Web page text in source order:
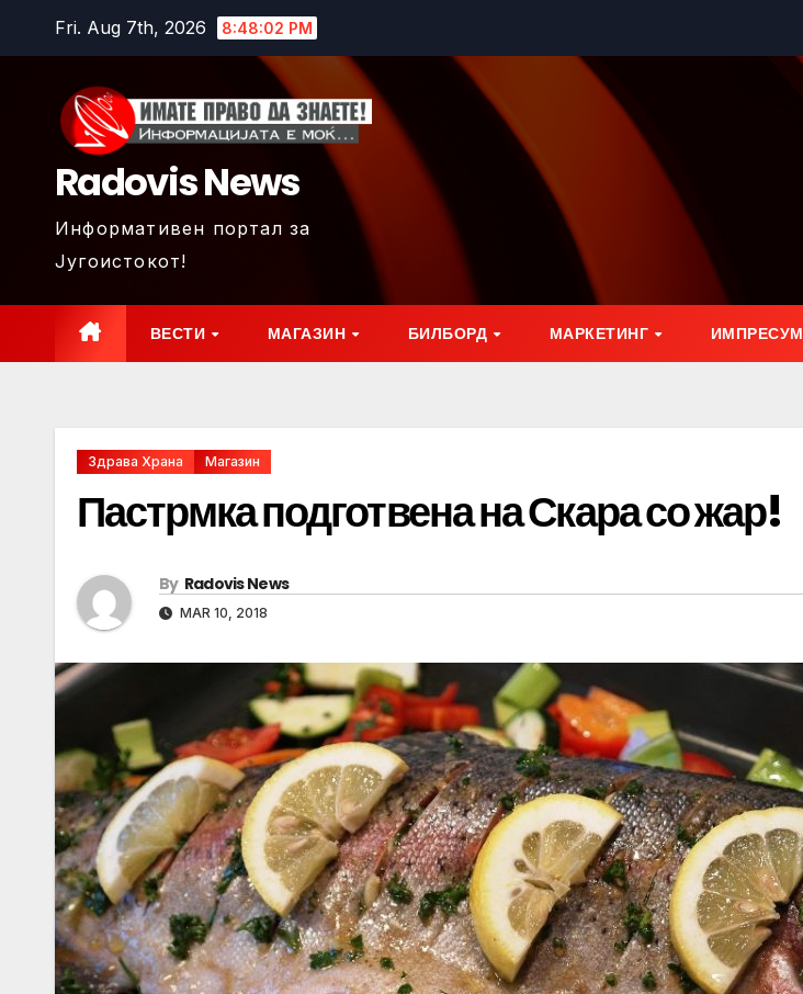
Fri. Aug 7th, 2026 8:48:04 PM
Radovis News
Информативен портал за
Југоистокот!
ВЕСТИ МАГАЗИН БИЛБОРД МАРКЕТИНГ ИМПРЕСУМ
Здрава Храна Магазин
Пастрмка подготвена на Скара со жар!
By Radovis News
MAR 10, 2018